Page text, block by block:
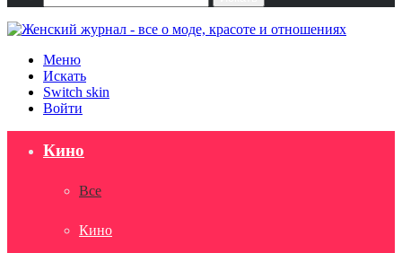
Меню
Искать
Switch skin
Войти
Кино
Все
Кино